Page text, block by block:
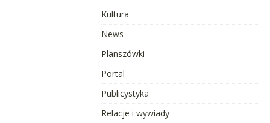
Kultura
News
Planszówki
Portal
Publicystyka
Relacje i wywiady